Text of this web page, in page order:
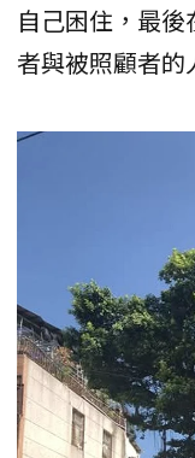
自己困住，最
者與被照顧者的